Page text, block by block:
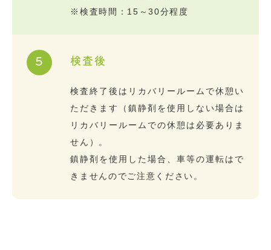
※検査時間：15～30分程度
5 検査後
検査終了後はリカバリールームで休憩い
ただきます（鎮静剤を使用しない場合は
リカバリールームでの休憩は必要ありま
せん）。
鎮静剤を使用した場合、車等の運転はで
きませんのでご注意ください。